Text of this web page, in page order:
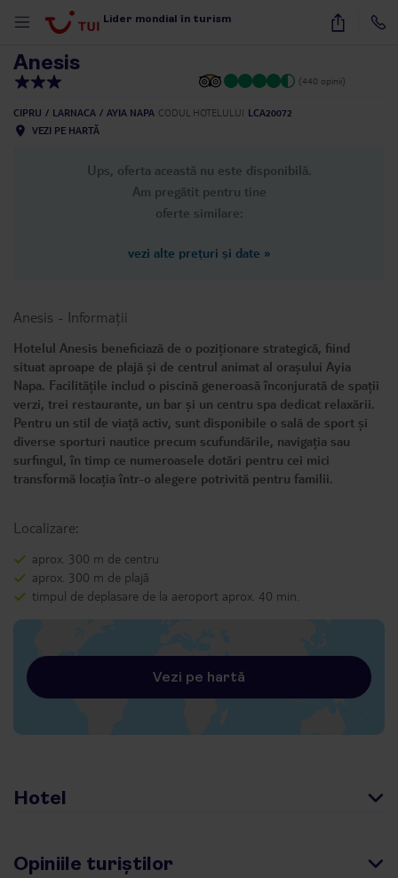
Lider mondial în turism 34
Anesis
(440 opinii)
CIPRU LARNACA AYIA NAPA CODUL HOTELULUI LCA20072
VEZI PE HARTĂ
Ups, oferta această nu este disponibilă.
Am pregătit pentru tine
oferte similare:
vezi alte prețuri și date »
Anesis - Informații
Hotelul Anesis beneficiază de o poziționare strategică, fiind
situat aproape de plajă și de centrul animat al orașului Ayia
Napa. Facilitățile includ o piscină generoasă înconjurată de spații
verzi, trei restaurante, un bar și un centru spa dedicat relaxării.
Pentru un stil de viață activ, sunt disponibile o sală de sport și
diverse sporturi nautice precum scufundările, navigația sau
surfingul, în timp ce numeroasele dotări pentru cei mici
transformă locația într-o alegere potrivită pentru familii.
Localizare:
aprox. 300 m de centru
aprox. 300 m de plajă
timpul de deplasare de la aeroport aprox. 40 min.
Vezi pe hartă
Hotel
Opiniile turiștilor